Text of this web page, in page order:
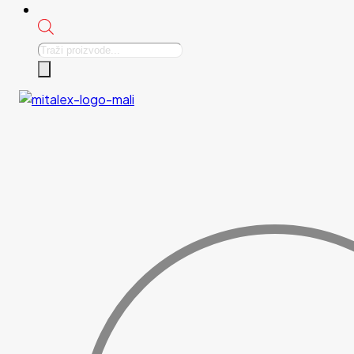
Products
search